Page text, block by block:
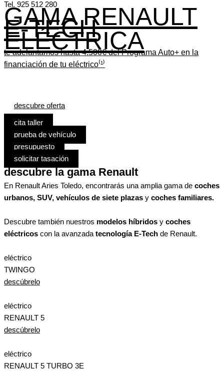
Tel. 925 512 280
GAMA RENAULT
E-TECH
ELÉCTRICA
te adelantamos hasta 4.500€ del Programa Auto+ en la
financiación de tu eléctrico⁽¹⁾
descubre oferta
cita taller
prueba de vehículo
presupuesto
solicitar tasación
descubre la gama Renault
En Renault Aries Toledo, encontrarás una amplia gama de coches
urbanos, SUV, vehículos de siete plazas y coches familiares.
Descubre también nuestros modelos híbridos y coches
eléctricos con la avanzada tecnología E-Tech de Renault.
eléctrico
TWINGO
descúbrelo
eléctrico
RENAULT 5
descúbrelo
eléctrico
RENAULT 5 TURBO 3E